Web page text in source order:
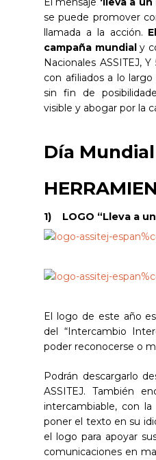
se puede promover
llamada a la acción.
campaña mundialy
Nacionales ASSITEJ,
con afiliados a lo
sin fin de
visible y abogar por la
Día Mundial
1) LOGO “Lleva a
El logo de este año
del “Intercambio
poder reconocerse o
Podrán descargarlo
ASSITEJ. También
intercambiable, con
poner el texto en su
el logo para apoyar
comunicaciones en